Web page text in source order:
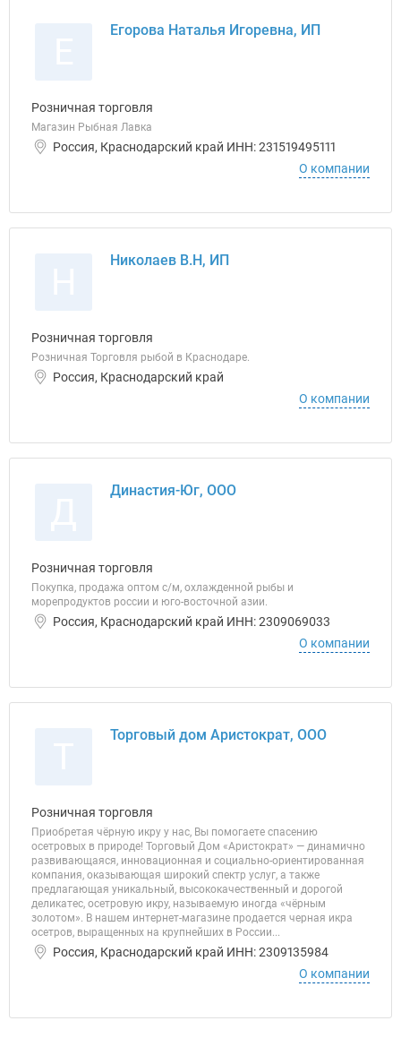
Егорова Наталья Игоревна, ИП
Розничная торговля
Магазин Рыбная Лавка
Россия, Краснодарский край ИНН: 231519495111
О компании
Николаев В.Н, ИП
Розничная торговля
Розничная Торговля рыбой в Краснодаре.
Россия, Краснодарский край
О компании
Династия-Юг, ООО
Розничная торговля
Покупка, продажа оптом с/м, охлажденной рыбы и
морепродуктов россии и юго-восточной азии.
Россия, Краснодарский край ИНН: 2309069033
О компании
Торговый дом Аристократ, ООО
Розничная торговля
Приобретая чёрную икру у нас, Вы помогаете спасению
осетровых в природе! Торговый Дом «Аристократ» — динамично
развивающаяся, инновационная и социально-ориентированная
компания, оказывающая широкий спектр услуг, а также
предлагающая уникальный, высококачественный и дорогой
деликатес, осетровую икру, называемую иногда «чёрным
золотом». В нашем интернет-магазине продается черная икра
осетров, выращенных на крупнейших в России...
Россия, Краснодарский край ИНН: 2309135984
О компании